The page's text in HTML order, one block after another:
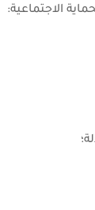
الاجتماعية: